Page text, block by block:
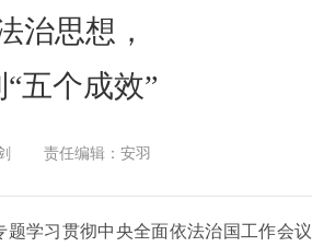
治思想，
五个成效”
责任编辑：安羽
学习贯彻中央全面依法治国工作会议